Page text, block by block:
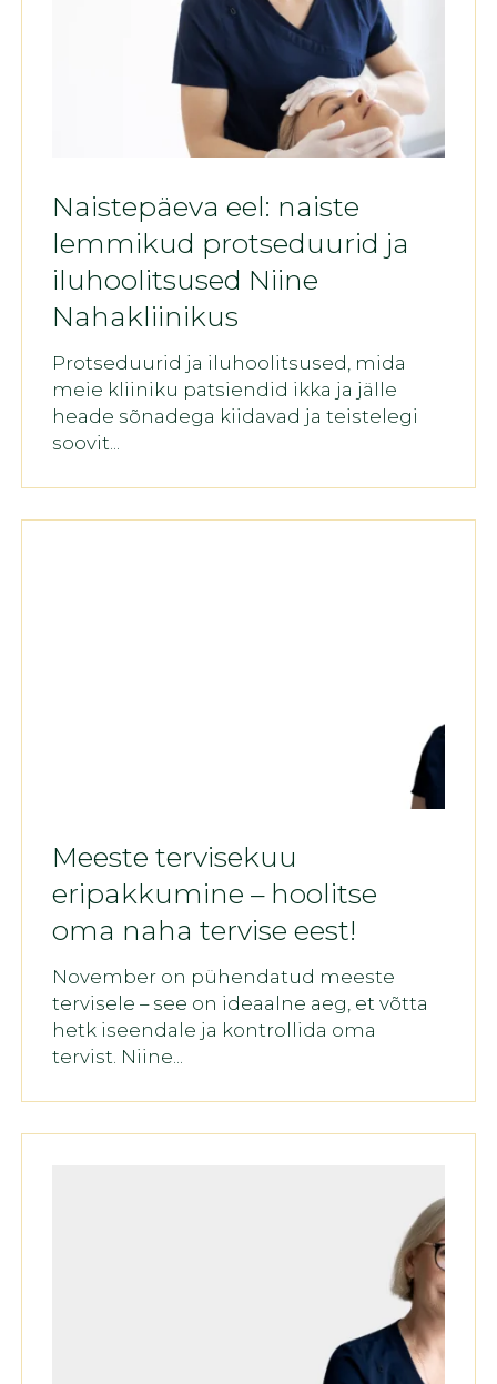
Naistepäeva eel: naiste
lemmikud protseduurid ja
iluhoolitsused Niine
Nahakliinikus
Protseduurid ja iluhoolitsused, mida
meie kliiniku patsiendid ikka ja jälle
heade sõnadega kiidavad ja teistelegi
soovit...
Meeste tervisekuu
eripakkumine – hoolitse
oma naha tervise eest!
November on pühendatud meeste
tervisele – see on ideaalne aeg, et võtta
hetk iseendale ja kontrollida oma
tervist. Niine...